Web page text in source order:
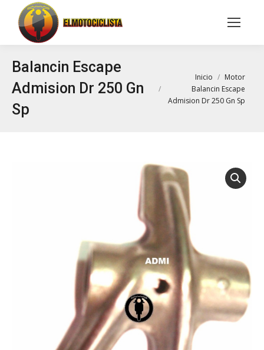
Buscar:
Balancin Escape
Admision Dr 250 Gn
Sp
Inicio
Motor
Balancin Escape
Admision Dr 250 Gn Sp